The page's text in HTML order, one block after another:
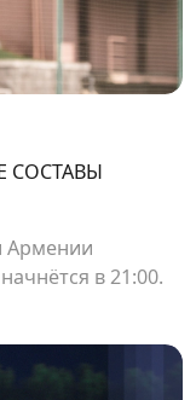
СОСТАВЫ
Армении
в 21:00.